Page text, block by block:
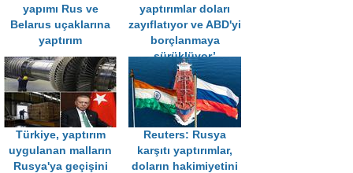
yapımı Rus ve
Belarus uçaklarına
yaptırım
yaptırımlar doları
zayıflatıyor ve ABD'yi
borçlanmaya
sürüklüyor’
Türkiye, yaptırım
uygulanan malların
Rusya'ya geçişini
Reuters: Rusya
karşıtı yaptırımlar,
doların hakimiyetini